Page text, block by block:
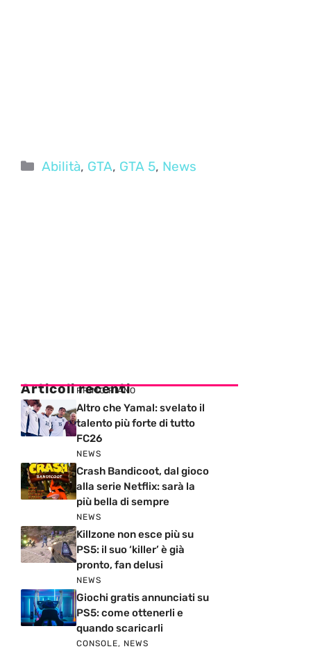
Categorie
Abilità, GTA, GTA 5, News
Articoli recenti
PRIMO PIANO
Altro che Yamal: svelato il
talento più forte di tutto
FC26
NEWS
Crash Bandicoot, dal gioco
alla serie Netflix: sarà la
più bella di sempre
NEWS
Killzone non esce più su
PS5: il suo ‘killer’ è già
pronto, fan delusi
NEWS
Giochi gratis annunciati su
PS5: come ottenerli e
quando scaricarli
CONSOLE, NEWS